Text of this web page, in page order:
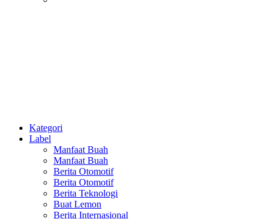
Puisi
Kategori
Label
Manfaat Buah
Manfaat Buah
Berita Otomotif
Berita Otomotif
Berita Teknologi
Buat Lemon
Berita Internasional